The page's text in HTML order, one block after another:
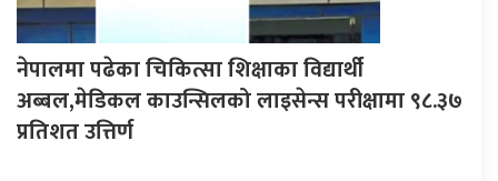
नेपालमा पढेका चिकित्सा शिक्षाका विद्यार्थी
अब्बल,मेडिकल काउन्सिलको लाइसेन्स परीक्षामा ९८.३७
प्रतिशत उत्तिर्ण